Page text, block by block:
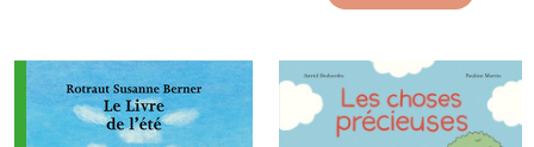
Ajouter à ma liste
d'envies
Ajouter à ma liste
d'envies